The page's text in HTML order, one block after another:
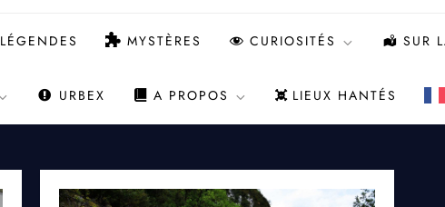
LÉGENDES MYSTÈRES CURIOSITÉS SUR
URBEX A PROPOS LIEUX HANTÉS